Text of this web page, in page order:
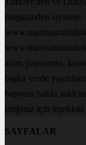
magazinden
alıntı yapılamaz,
başka yerde
başvuru hakkı saklı
ettiğiniz için teşekkür
SAYFALAR